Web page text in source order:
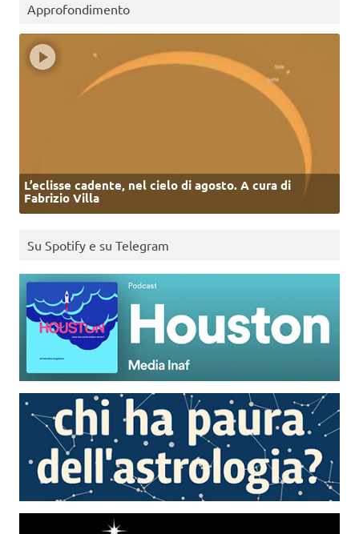
Approfondimento
L’eclisse cadente, nel cielo di agosto. A cura di
Fabrizio Villa
Su Spotify e su Telegram